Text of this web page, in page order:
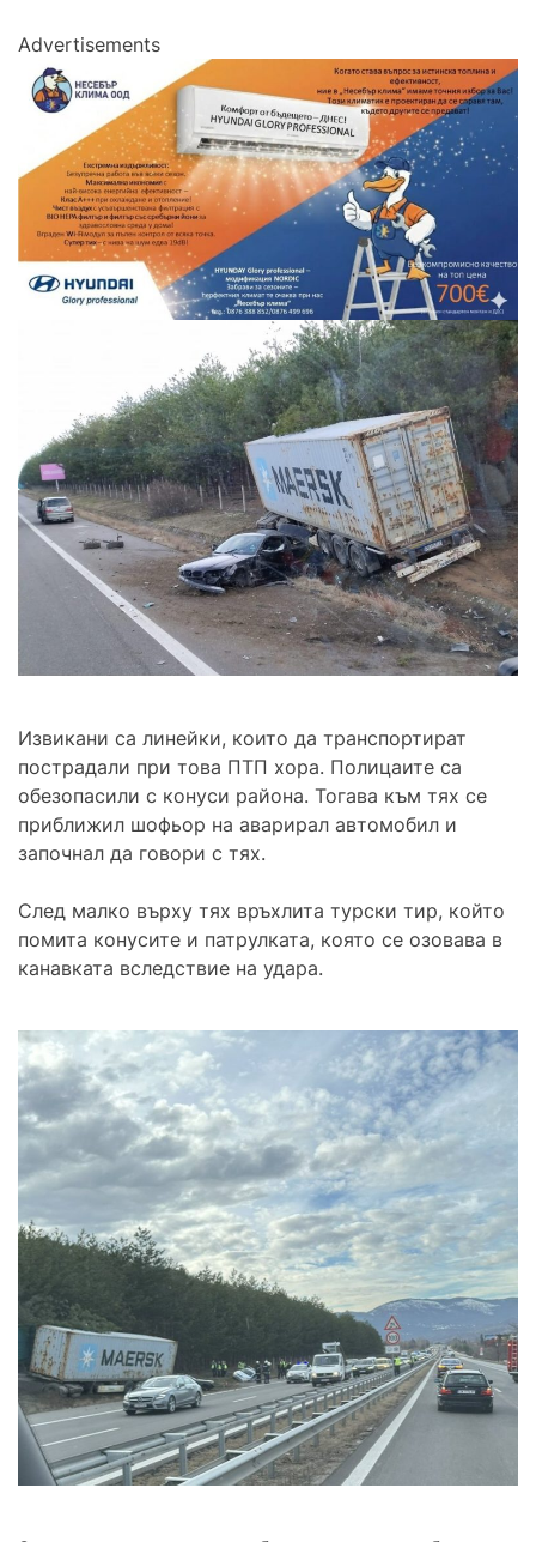
Advertisements
Извикани са линейки, които да транспортират
пострадали при това ПТП хора. Полицаите са
обезопасили с конуси района. Тогава към тях се
приближил шофьор на аварирал автомобил и
започнал да говори с тях.
След малко върху тях връхлита турски тир, който
помита конусите и патрулката, която се озовава в
канавката вследствие на удара.